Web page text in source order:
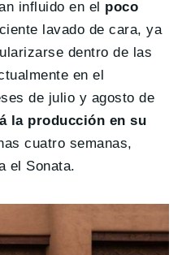
influido en el poco
lavado de cara, ya
dentro de las
en el
de julio y agosto de
la producción en su
cuatro semanas,
el Sonata.